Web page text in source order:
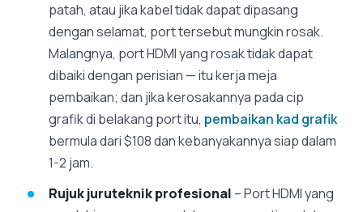
patah, atau jika kabel tidak dapat dipasang
dengan selamat, port tersebut mungkin rosak.
Malangnya, port HDMI yang rosak tidak dapat
dibaiki dengan perisian — itu kerja meja
pembaikan; dan jika kerosakannya pada cip
grafik di belakang port itu, pembaikan kad grafik
bermula dari $108 dan kebanyakannya siap dalam
1-2 jam.
Rujuk juruteknik profesional – Port HDMI yang